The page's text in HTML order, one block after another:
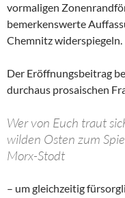
vormaligen
bemerkenswerte
Chemnitz widerspiegeln.
Der Eröffnungsbeitrag
durchaus prosaischen
Wer von Euch traut
wilden Osten zum
Morx-Stodt
– um gleichzeitig